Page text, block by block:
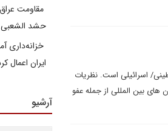
اسرائیلی است. نظریات
بین المللی از جمله عفو
مقاومت
حشد الشعبی
خزانه‌داری
ایران اعمال
آرشیو